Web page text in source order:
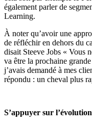
également parler de
Learning.
À noter qu’avoir une
de réfléchir en dehors du
disait Steeve Jobs « Vous
va être la prochaine
j’avais demandé à mes
répondu : un cheval plus
S’appuyer sur